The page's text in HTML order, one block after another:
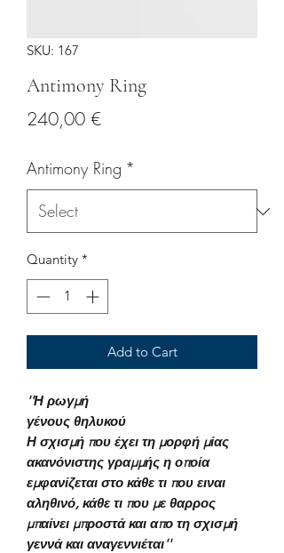
SKU: 167
Antimony Ring
240,00 €Price
Antimony Ring *
Quantity *
Add to Cart
''Η ρωγμή
γένους θηλυκού
Η σχισμή που έχει τη μορφή μίας
ακανόνιστης γραμμής η οποία
εμφανίζεται στο κάθε τι που ειναι
αληθινό, κάθε τι που με θαρρος
μπαίνει μπροστά και απο τη σχισμή
γεννά και αναγεννιέται''